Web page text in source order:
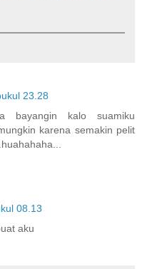
23.28
bayangin kalo suamiku
karena semakin pelit
08.13
aku